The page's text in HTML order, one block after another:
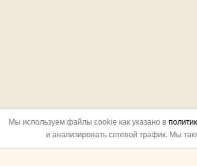
Мы используем файлы cookie как указано в
и анализировать сетевой трафик. Мы